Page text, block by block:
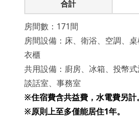
合計
房間數：171間
房間設備：床、衛浴、空調、桌
衣櫃
共用設備：廚房、冰箱、投幣式
談話室、事務室
※住宿費含共益費，水電費另計。
※原則上至多僅能居住1年。